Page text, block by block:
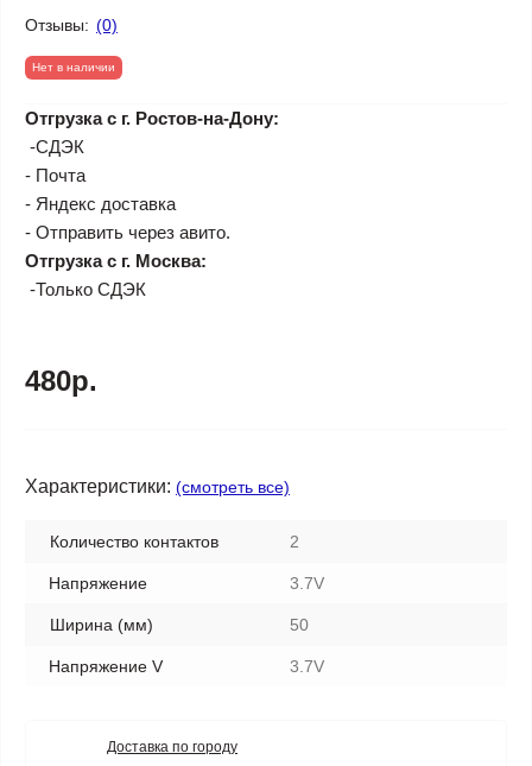
Отзывы: (0)
Нет в наличии
Отгрузка с г. Ростов-на-Дону:
-СДЭК
- Почта
- Яндекс доставка
- Отправить через авито.
Отгрузка с г. Москва:
-Только СДЭК
480р.
Характеристики: (смотреть все)
Количество контактов 2
Напряжение 3.7V
Ширина (мм) 50
Напряжение V 3.7V
Доставка по городу